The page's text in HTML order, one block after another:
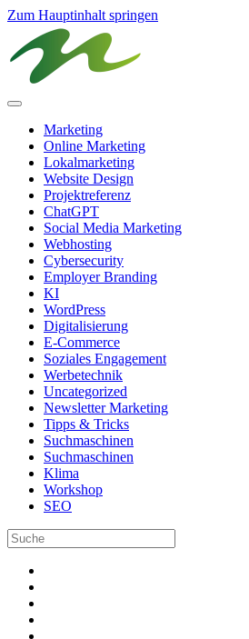
Zum Hauptinhalt springen
Marketing
Online Marketing
Lokalmarketing
Website Design
Projektreferenz
ChatGPT
Social Media Marketing
Webhosting
Cybersecurity
Employer Branding
KI
WordPress
Digitalisierung
E-Commerce
Soziales Engagement
Werbetechnik
Uncategorized
Newsletter Marketing
Tipps & Tricks
Suchmaschinen
Suchmaschinen
Klima
Workshop
SEO